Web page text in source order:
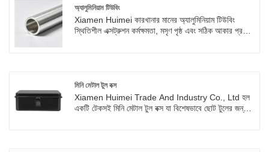
অ্যালুমিনিয়াম টিউবিং
Xiamen Huimei কারখানার মানের অ্যালুমিনিয়াম টিউবিং
স্থিতিশীল এক্সট্রুশন কর্মক্ষমতা, মসৃণ পৃষ্ঠ এবং সঠিক আকার প্রদান
মিনি মেটাল টুল বক্স
Xiamen Huimei Trade And Industry Co., Ltd হল
একটি টেকসই মিনি মেটাল টুল বক্স যা বিশেষভাবে ছোট টুলের জন্য